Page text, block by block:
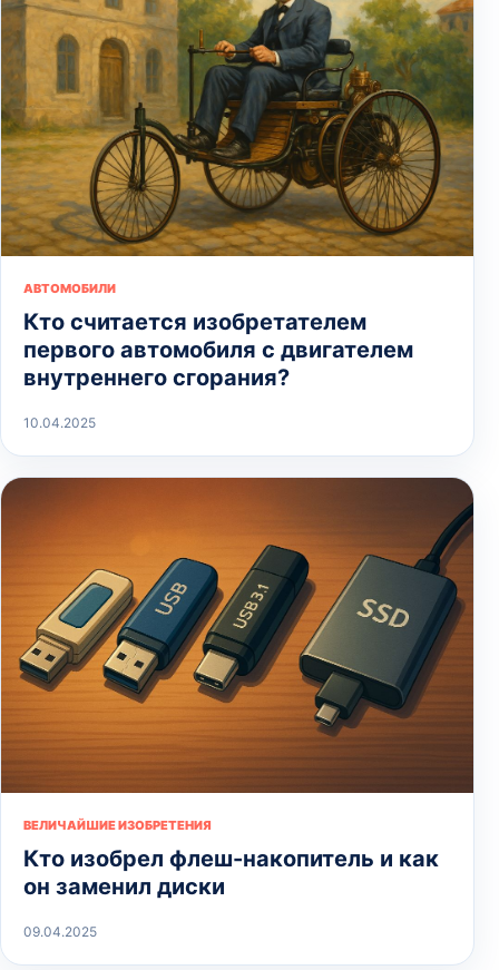
АВТОМОБИЛИ
Кто считается изобретателем
первого автомобиля с двигателем
внутреннего сгорания?
10.04.2025
ВЕЛИЧАЙШИЕ ИЗОБРЕТЕНИЯ
Кто изобрел флеш-накопитель и как
он заменил диски
09.04.2025